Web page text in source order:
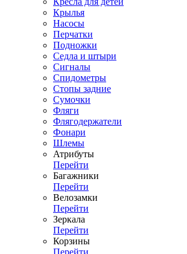
Крылья
Насосы
Перчатки
Подножки
Седла и штыри
Сигналы
Спидометры
Стопы задние
Сумочки
Фляги
Флягодержатели
Фонари
Шлемы
Атрибуты
Перейти
Багажники
Перейти
Велозамки
Перейти
Зеркала
Перейти
Корзины
Перейти